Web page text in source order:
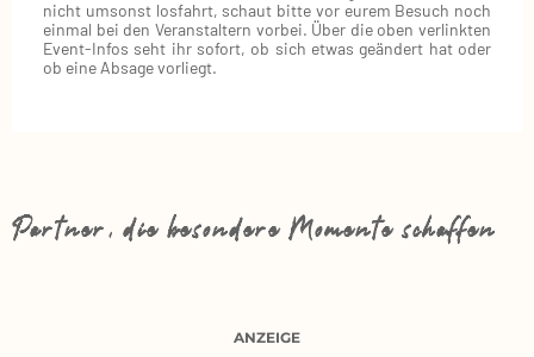
nicht umsonst losfahrt, schaut bitte vor eurem Besuch noch
einmal bei den Veranstaltern vorbei. Über die oben verlinkten
Event‑Infos seht ihr sofort, ob sich etwas geändert hat oder
ob eine Absage vorliegt.
Partner, die besondere Momente schaffen
ANZEIGE